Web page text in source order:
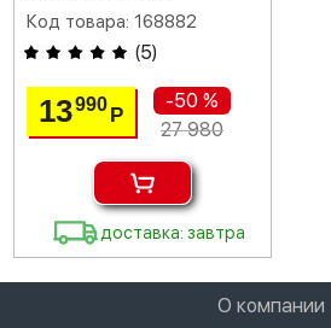
Код товара: 168882
(5)
13990Р
-50 %
27 980
доставка: завтра
О компании